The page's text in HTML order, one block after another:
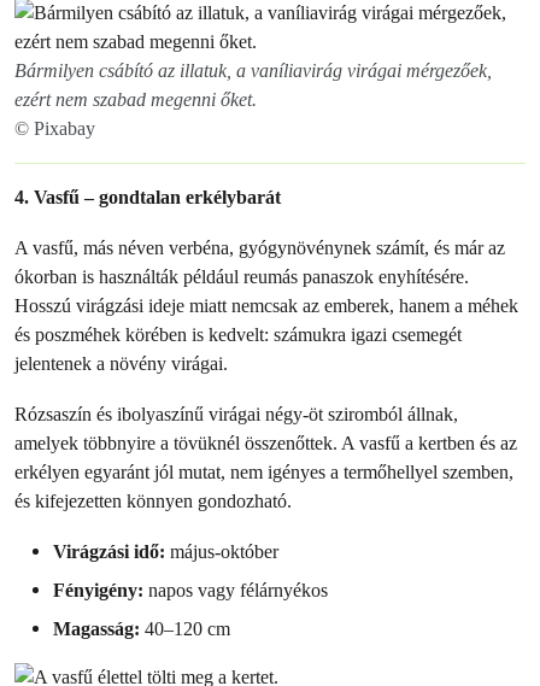
Bármilyen csábító az illatuk, a vaníliavirág virágai mérgezőek,
ezért nem szabad megenni őket.
© Pixabay
4. Vasfű – gondtalan erkélybarát
A vasfű, más néven verbéna, gyógynövénynek számít, és már az
ókorban is használták például reumás panaszok enyhítésére.
Hosszú virágzási ideje miatt nemcsak az emberek, hanem a méhek
és poszméhek körében is kedvelt: számukra igazi csemegét
jelentenek a növény virágai.
Rózsaszín és ibolyaszínű virágai négy-öt sziromból állnak,
amelyek többnyire a tövüknél összenőttek. A vasfű a kertben és az
erkélyen egyaránt jól mutat, nem igényes a termőhellyel szemben,
és kifejezetten könnyen gondozható.
Virágzási idő: május-október
Fényigény: napos vagy félárnyékos
Magasság: 40–120 cm